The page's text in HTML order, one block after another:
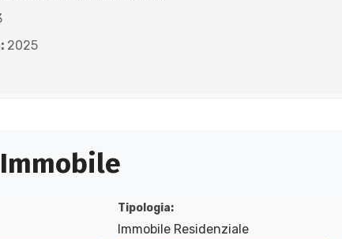
2025
Tipologia:
Immobile Residenziale